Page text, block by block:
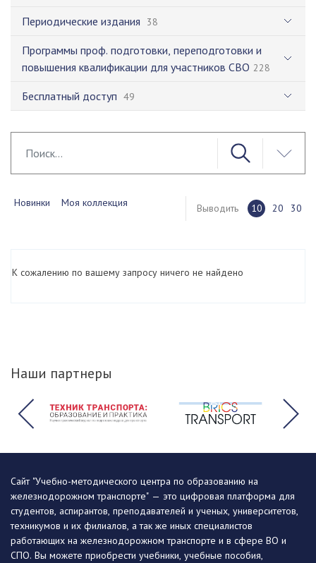
Периодические издания 38
Программы проф. подготовки, переподготовки и
повышения квалификации для участников СВО 228
Бесплатный доступ 49
Новинки Моя коллекция Выводить 10 20 30
К сожалению по вашему запросу ничего не найдено
Наши партнеры
Сайт "Учебно-методического центра по образованию на
железнодорожном транспорте" — это цифровая платформа для
студентов, аспирантов, преподавателей и ученых, университетов,
техникумов и их филиалов, а так же иных специалистов
работающих на железнодорожном транспорте и в сфере ВО и
СПО. Вы можете приобрести учебники, учебные пособия,